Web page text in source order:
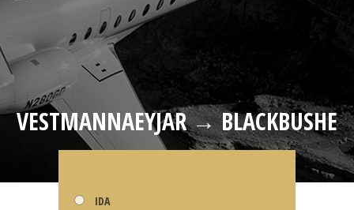
VESTMANNAEYJAR → BLACKBUSHE
IDA